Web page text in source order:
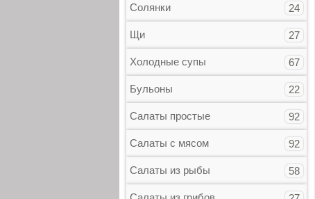
Солянки 24
Щи 27
Холодные супы 67
Бульоны 22
Салаты простые 92
Салаты с мясом 92
Салаты из рыбы 58